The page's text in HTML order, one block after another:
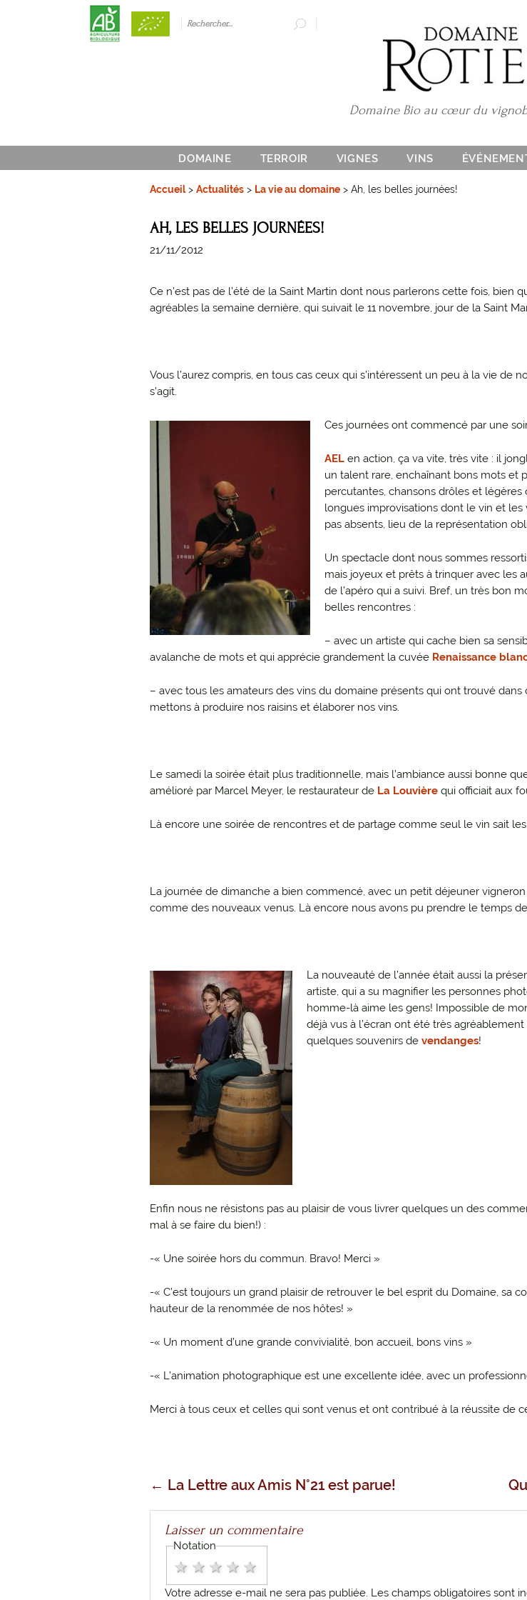
Domaine Bio au cœur du
Aller
au
DOMAINE
TERROIR
LES SOLS
LES CÉPAGES
VIGNES
VINS
GAILLAC
MILLÉSIMES PLUS
MILLÉSIMES PLUS
Accueil> Actualités > La vie au domaine > Ah, les belles journées!
AH, LES BELLES JOURNÉES!
21/11/2012
Ce n’est pas de l’été de la Saint Martin dont nous parlerons cette fois,
agréables la semaine dernière, qui suivait le 11 novembre, jour de la Saint
Vous l’aurez compris, en tous cas ceux qui s’intéressent un peu à la vie de
s’agit.
Ces journées ont commencé par une
AEL en action, ça va vite, très vite : il
un talent rare, enchaînant bons mots et
percutantes, chansons drôles et
longues improvisations dont le vin et les
pas absents, lieu de la représentation
Un spectacle dont nous sommes
mais joyeux et prêts à trinquer avec les
de l’apéro qui a suivi. Bref, un très bon
belles rencontres :
– avec un artiste qui cache bien sa
avalanche de mots et qui apprécie grandement la cuvée Renaissance
– avec tous les amateurs des vins du domaine présents qui ont trouvé
mettons à produire nos raisins et élaborer nos vins.
Le samedi la soirée était plus traditionnelle, mais l’ambiance aussi bonne
amélioré par Marcel Meyer, le restaurateur de La Louvière qui officiait aux
Là encore une soirée de rencontres et de partage comme seul le vin sait
La journée de dimanche a bien commencé, avec un petit déjeuner
comme des nouveaux venus. Là encore nous avons pu prendre le temps
La nouveauté de l’année était aussi la
artiste, qui a su magnifier les personnes
homme-là aime les gens! Impossible de
déjà vus à l’écran ont été très
quelques souvenirs de vendanges!
Enfin nous ne résistons pas au plaisir de vous livrer quelques un des
mal à se faire du bien!) :
-« Une soirée hors du commun. Bravo! Merci »
-« C’est toujours un grand plaisir de retrouver le bel esprit du Domaine, sa
hauteur de la renommée de nos hôtes! »
-« Un moment d’une grande convivialité, bon accueil, bons vins »
-« L’animation photographique est une excellente idée, avec un
Merci à tous ceux et celles qui sont venus et ont contribué à la réussite de
Navigation
des
articles
← La Lettre aux Amis N°21 est parue!
Laisser un commentaire
Notation
4 stars
3 stars
2 stars
1 star
Votre adresse e-mail ne sera pas publiée. Les champs obligatoires sont